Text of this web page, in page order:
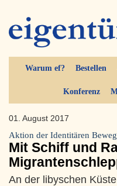
Warum ef? Bestellen
Konferenz
01. August 2017
Aktion der Identitären
Mit Schiff und
An der libyschen